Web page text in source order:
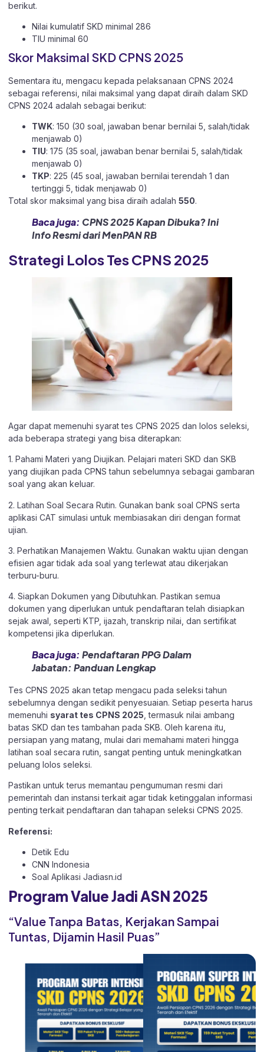
berikut.
Nilai kumulatif SKD minimal 286
TIU minimal 60
Skor Maksimal SKD CPNS 2025
Sementara itu, mengacu kepada pelaksanaan CPNS 2024
sebagai referensi, nilai maksimal yang dapat diraih dalam SKD
CPNS 2024 adalah sebagai berikut:
TWK: 150 (30 soal, jawaban benar bernilai 5, salah/tidak
menjawab 0)
TIU: 175 (35 soal, jawaban benar bernilai 5, salah/tidak
menjawab 0)
TKP: 225 (45 soal, jawaban bernilai terendah 1 dan
tertinggi 5, tidak menjawab 0)
Total skor maksimal yang bisa diraih adalah 550.
Baca juga: CPNS 2025 Kapan Dibuka? Ini
Info Resmi dari MenPAN RB
Strategi Lolos Tes CPNS 2025
Agar dapat memenuhi syarat tes CPNS 2025 dan lolos seleksi,
ada beberapa strategi yang bisa diterapkan:
1. Pahami Materi yang Diujikan. Pelajari materi SKD dan SKB
yang diujikan pada CPNS tahun sebelumnya sebagai gambaran
soal yang akan keluar.
2. Latihan Soal Secara Rutin. Gunakan bank soal CPNS serta
aplikasi CAT simulasi untuk membiasakan diri dengan format
ujian.
3. Perhatikan Manajemen Waktu. Gunakan waktu ujian dengan
efisien agar tidak ada soal yang terlewat atau dikerjakan
terburu-buru.
4. Siapkan Dokumen yang Dibutuhkan. Pastikan semua
dokumen yang diperlukan untuk pendaftaran telah disiapkan
sejak awal, seperti KTP, ijazah, transkrip nilai, dan sertifikat
kompetensi jika diperlukan.
Baca juga: Pendaftaran PPG Dalam
Jabatan: Panduan Lengkap
Tes CPNS 2025 akan tetap mengacu pada seleksi tahun
sebelumnya dengan sedikit penyesuaian. Setiap peserta harus
memenuhi syarat tes CPNS 2025 , termasuk nilai ambang
batas SKD dan tes tambahan pada SKB. Oleh karena itu,
persiapan yang matang, mulai dari memahami materi hingga
latihan soal secara rutin, sangat penting untuk meningkatkan
peluang lolos seleksi.
Pastikan untuk terus memantau pengumuman resmi dari
pemerintah dan instansi terkait agar tidak ketinggalan informasi
penting terkait pendaftaran dan tahapan seleksi CPNS 2025.
Referensi:
Detik Edu
CNN Indonesia
Soal Aplikasi Jadiasn.id
Program Value Jadi ASN 2025
“Value Tanpa Batas, Kerjakan Sampai
Tuntas, Dijamin Hasil Puas”